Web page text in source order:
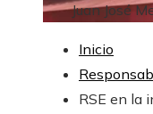
Juan José
Inicio
RSE en la